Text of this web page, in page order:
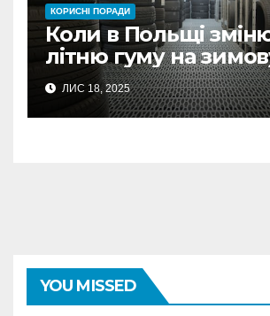
КОРИСНІ ПОРАДИ
Коли в Польщі
літню гуму на
ЛИС 18, 2025
YOU MISSED